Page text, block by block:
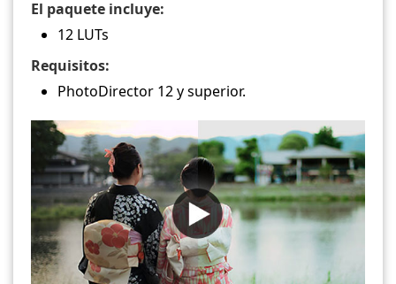
El paquete incluye:
12 LUTs
Requisitos:
PhotoDirector 12 y superior.